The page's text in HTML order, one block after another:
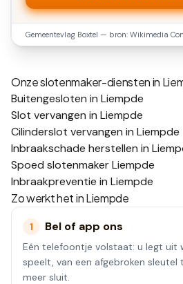
Gemeentevlag Boxtel — bron: Wikimedia
Onze slotenmaker-diensten in
Buitengesloten in Liempde
Slot vervangen in Liempde
Cilinderslot vervangen in Liempde
Inbraakschade herstellen in
Spoed slotenmaker Liempde
Inbraakpreventie in Liempde
Zo werkt het inLiempde
1 Bel of app ons
Eén telefoontje volstaat: u legt uit
speelt, van een afgebroken
meer sluit.